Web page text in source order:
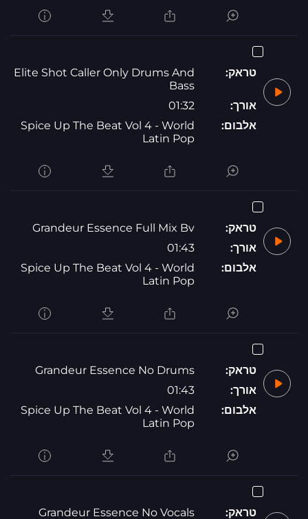
טראק:
Elite Shot Caller Only Drums And
Bass
אורך:
01:32
אלבום:
Spice Up The Beat Vol 4 - World
Latin Pop
טראק:
Grandeur Essence Full Mix Bv
אורך:
01:43
אלבום:
Spice Up The Beat Vol 4 - World
Latin Pop
טראק:
Grandeur Essence No Drums
אורך:
01:43
אלבום:
Spice Up The Beat Vol 4 - World
Latin Pop
טראק: Grandeur Essence No Vocals